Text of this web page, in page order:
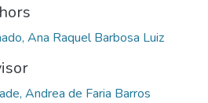
Ana Raquel Barbosa Luiz
Andrea de Faria Barros